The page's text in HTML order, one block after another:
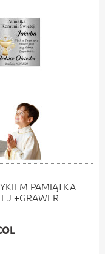
PAMIĄTKA
+GRAWER